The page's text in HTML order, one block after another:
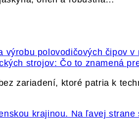
strojov: Čo to znamená
zariadení, ktoré patria k